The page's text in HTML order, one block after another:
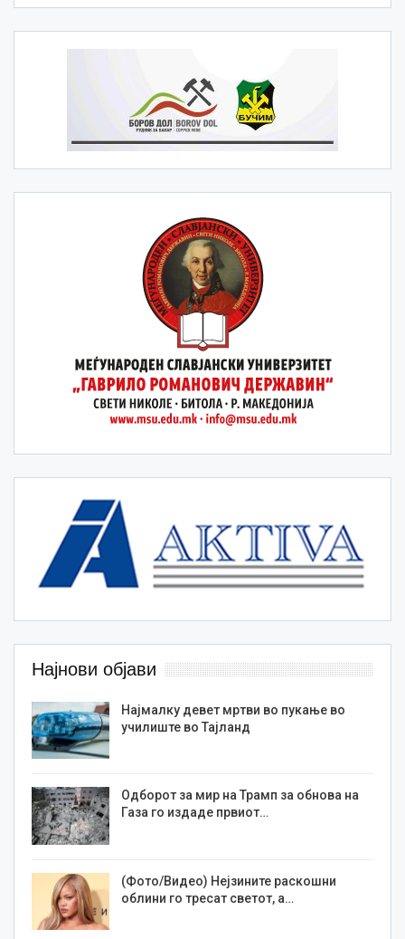
Најнови објави
Најмалку девет мртви во пукање во
училиште во Тајланд
Одборот за мир на Трамп за обнова на
Газа го издаде првиот…
(Фото/Видео) Нејзините раскошни
облини го тресат светот, а…